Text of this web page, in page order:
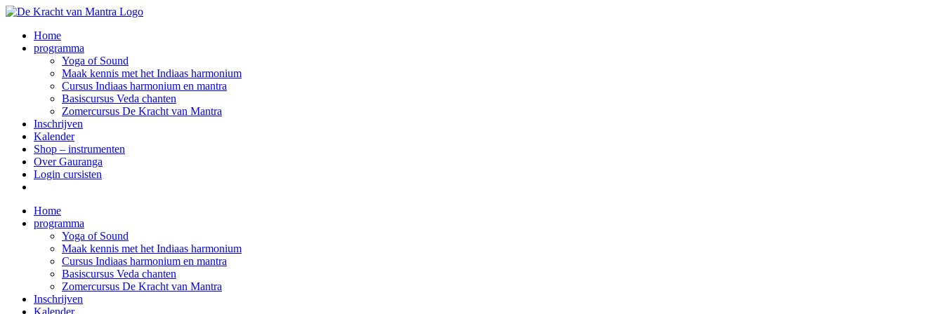
Ga
inhoudHome
programma
Yoga of Sound
Maak kennis met het Indiaas harmonium
Cursus Indiaas harmonium en mantra
Basiscursus Veda chanten
Zomercursus De Kracht van Mantra
Inschrijven
Kalender
Shop – instrumenten
Over Gauranga
Login cursisten
Home
programma
Yoga of Sound
Maak kennis met het Indiaas harmonium
Cursus Indiaas harmonium en mantra
Basiscursus Veda chanten
Zomercursus De Kracht van Mantra
Inschrijven
Kalender